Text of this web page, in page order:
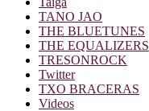
TANO JAO
THE BLUETUNES
THE EQUALIZERS
TRESONROCK
Twitter
TXO BRACERAS
Videos